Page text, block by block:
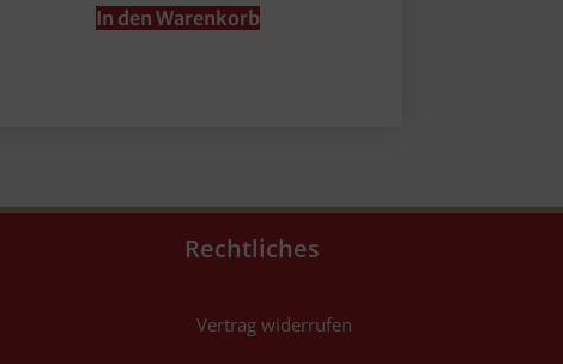
In den Warenkorb
Rechtliches
Vertrag widerrufen